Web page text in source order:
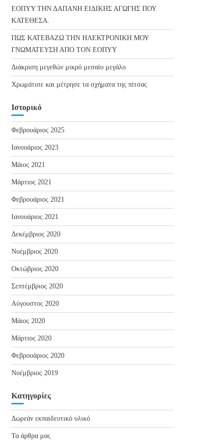
ΕΟΠΥΥ ΤΗΝ ΔΑΠΑΝΗ ΕΙΔΙΚΗΣ ΑΓΩΓΗΣ ΠΟΥ
ΚΑΤΕΘΕΣΑ.
ΠΩΣ ΚΑΤΕΒΑΖΩ ΤΗΝ ΗΛΕΚΤΡΟΝΙΚΗ ΜΟΥ
ΓΝΩΜΑΤΕΥΣΗ ΑΠΟ ΤΟΝ ΕΟΠΥΥ
Διάκριση μεγεθών μικρό μεσαίο μεγάλο
Χρωμάτισε και μέτρησε τα σχήματα της πίτσας
Ιστορικό
Φεβρουάριος 2025
Ιανουάριος 2023
Μάιος 2021
Μάρτιος 2021
Φεβρουάριος 2021
Ιανουάριος 2021
Δεκέμβριος 2020
Νοέμβριος 2020
Οκτώβριος 2020
Σεπτέμβριος 2020
Αύγουστος 2020
Μάιος 2020
Μάρτιος 2020
Φεβρουάριος 2020
Νοέμβριος 2019
Kατηγορίες
Δωρεάν εκπαιδευτικό υλικό
Τα άρθρα μας